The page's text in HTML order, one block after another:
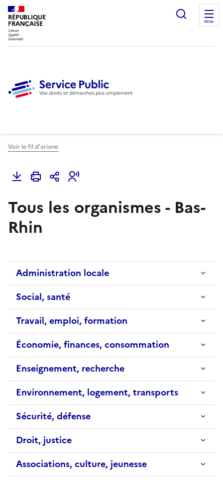
RÉPUBLIQUE
FRANÇAISE
Ouvrir
MENU
Voir le fil d'ariane
Tous les organismes - Bas-
Rhin
Administration locale
Social, santé
Travail, emploi, formation
Économie, finances, consommation
Enseignement, recherche
Environnement, logement, transports
Sécurité, défense
Droit, justice
Associations, culture, jeunesse